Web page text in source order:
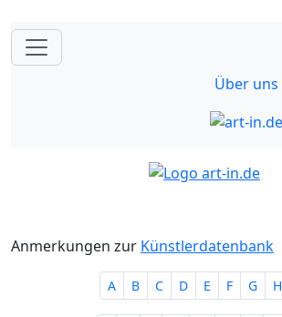
Über uns
Anmerkungen zur Künstlerdatenbank
A B C D E F G H